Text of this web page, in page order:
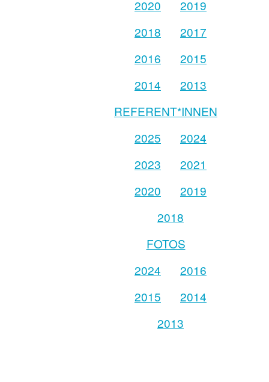
2020
2019
2018
2017
2016
2015
2014
2013
REFERENT*INNEN
2025
2024
2023
2021
2020
2019
2018
FOTOS
2024
2016
2015
2014
2013